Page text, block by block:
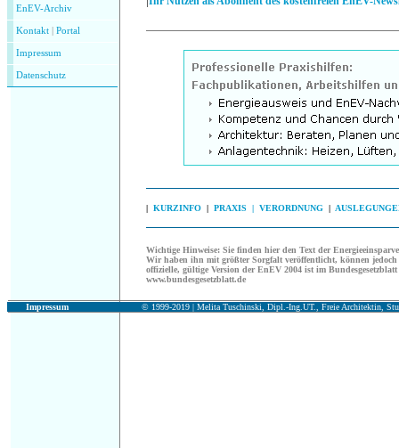
EnEV-Archiv
Kontakt Portal
Impressum
Datenschutz
| KURZINFO | PRAXIS | VERORDNUNG |
Wichtige Hinweise: Sie finden hier den Text der
Wir haben ihn mit größter Sorgfalt veröffentlicht, können
offizielle, gültige Version der EnEV 2004 ist im
www.bundesgesetzblatt.de
Impressum © 1999-2019 | Melita Tuschinski, Dipl.-Ing.UT., Freie Architektin,